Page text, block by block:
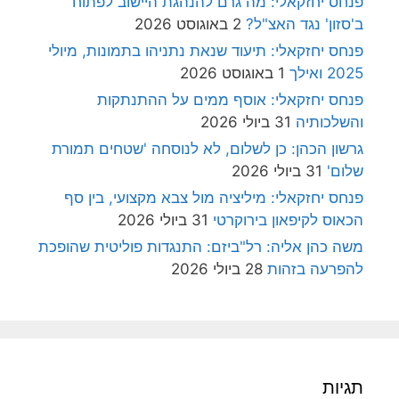
ב'סזון' נגד האצ"ל? 2 באוגוסט 2026
פנחס יחזקאלי: תיעוד שנאת נתניהו בתמונות, מיולי
2025 ואילך
1 באוגוסט 2026
פנחס יחזקאלי: אוסף ממים על ההתנתקות
והשלכותיה 31 ביולי 2026
גרשון הכהן: כן לשלום, לא לנוסחה 'שטחים תמורת
שלום' 31 ביולי 2026
פנחס יחזקאלי: מיליציה מול צבא מקצועי, בין סף
הכאוס לקיפאון בירוקרטי 31 ביולי 2026
משה כהן אליה: רל"ביזם: התנגדות פוליטית שהופכת
להפרעה בזהות 28 ביולי 2026
תגיות